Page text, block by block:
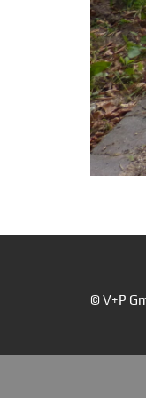
© V+P